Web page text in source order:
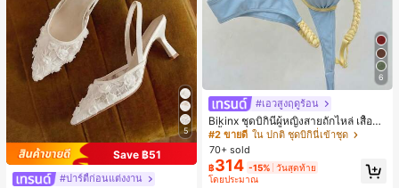
5
Save ฿51
#ปาร์ตี้ก่อนแต่งงาน
6
#เอวสูงฤดูร้อน
Bikinx ชุดบิกินี่ผู้หญิงสายถักไหล่ เสื้อว่า
ยน้ำวันพีซมีโครงพร้อมสายผูกหลังสีตัด
กัน สำหรับเที่ยวพักผ่อน ชายหาด ฤดูร้อ
น
#2 ขายดี ใน ปกติ ชุดบิกินี่เข้าชุด
70+ sold
฿314 -15% วันสุดท้าย
โดยประมาณ